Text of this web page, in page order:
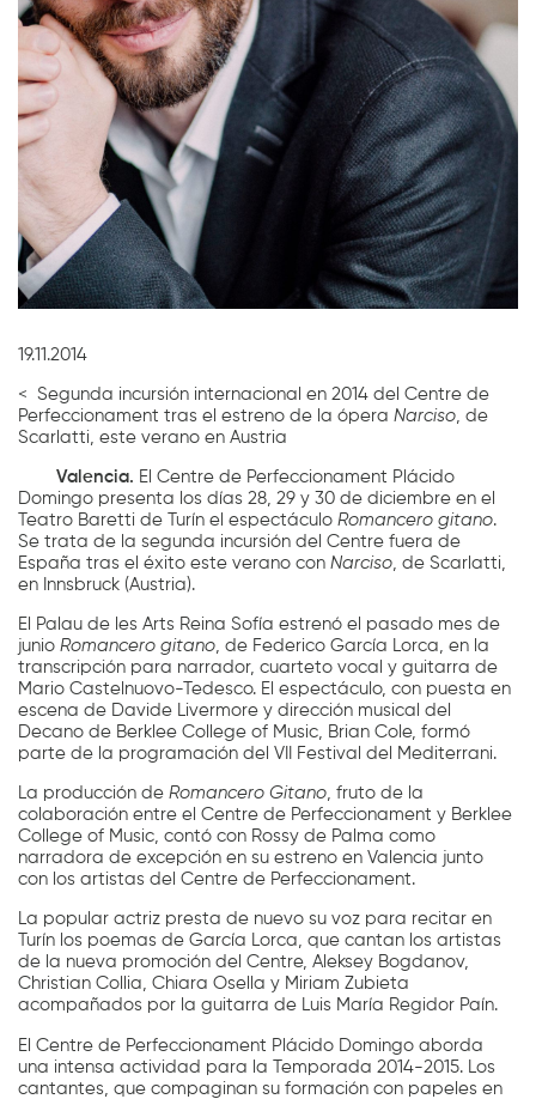
19.11.2014
< Segunda incursión internacional en 2014 del Centre de
Perfeccionament tras el estreno de la óperaNarciso , de
Scarlatti, este verano en Austria
Valencia. El Centre de Perfeccionament Plácido
Domingo presenta los días 28, 29 y 30 de diciembre en el
Teatro Baretti de Turín el espectáculoRomancero gitano.
Se trata de la segunda incursión del Centre fuera de
España tras el éxito este verano conNarciso , de Scarlatti,
en Innsbruck (Austria).
El Palau de les Arts Reina Sofía estrenó el pasado mes de
junioRomancero gitano, de Federico García Lorca, en la
transcripción para narrador, cuarteto vocal y guitarra de
Mario Castelnuovo-Tedesco. El espectáculo, con puesta en
escena de Davide Livermore y dirección musical del
Decano de Berklee College of Music, Brian Cole, formó
parte de la programación del VII Festival del Mediterrani.
La producción deRomancero Gitano, fruto de la
colaboración entre el Centre de Perfeccionament y Berklee
College of Music, contó con Rossy de Palma como
narradora de excepción en su estreno en Valencia junto
con los artistas del Centre de Perfeccionament.
La popular actriz presta de nuevo su voz para recitar en
Turín los poemas de García Lorca, que cantan los artistas
de la nueva promoción del Centre, Aleksey Bogdanov,
Christian Collia, Chiara Osella y Miriam Zubieta
acompañados por la guitarra de Luis María Regidor Paín.
El Centre de Perfeccionament Plácido Domingo aborda
una intensa actividad para la Temporada 2014-2015. Los
cantantes, que compaginan su formación con papeles en